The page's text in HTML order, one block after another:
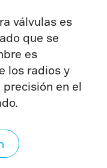
válvulas es
que se
es
los radios y
en el